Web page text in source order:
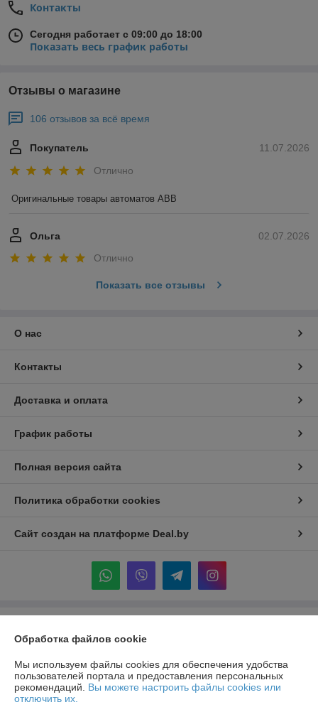
Контакты
Сегодня работает с 09:00 до 18:00
Показать весь график работы
Отзывы о магазине
106 отзывов за всё время
11.07.2026
Покупатель
Отлично
Оригинальные товары автоматов ABB
02.07.2026
Ольга
Отлично
Показать все отзывы
О нас
Контакты
Доставка и оплата
График работы
Полная версия сайта
Политика обработки cookies
Сайт создан на платформе Deal.by
г. Минск ул. Прушинских дом 6 , кв 133
Регистрационный номер ЕГР: 193513378
Обработка файлов cookie
Мы используем файлы cookies для обеспечения удобства
пользователей портала и предоставления персональных
рекомендаций. Вы можете настроить файлы cookies или
отключить их.